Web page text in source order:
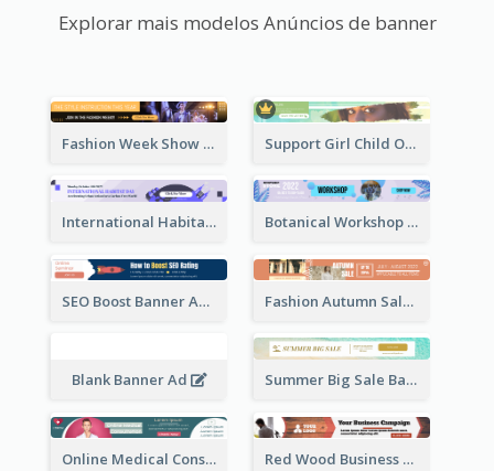
Explorar mais modelos Anúncios de banner
Fashion Week Show Banner Ad Support Girl Child Online Campaign Banner Ad
International Habitat Day Banner Ad Botanical Workshop Promote Banner Ad
SEO Boost Banner Ad Fashion Autumn Sale Banner Ad
Blank Banner Ad Summer Big Sale Banner Ad
Online Medical Consultation Banner Ad Red Wood Business Banner Ad